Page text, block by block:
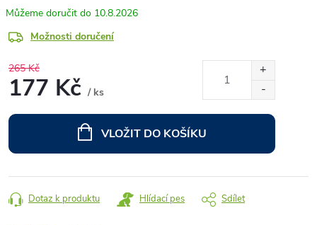
10.8.2026
Možnosti doručení
265 Kč
177 Kč / ks
VLOŽIT DO KOŠÍKU
Dotaz k produktu Hlídací pes Sdílet